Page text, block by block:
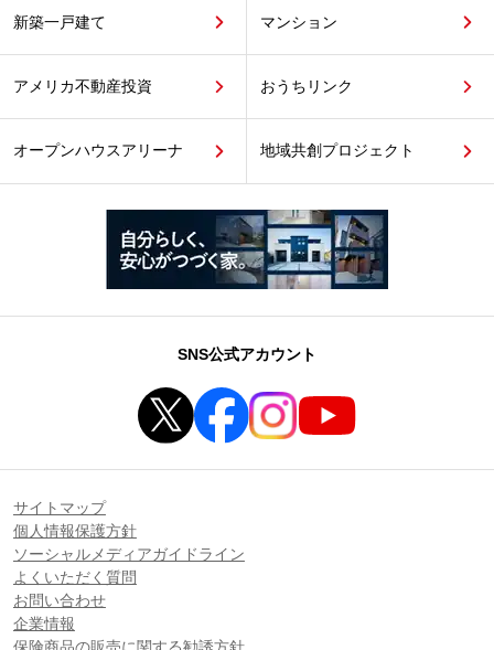
新築一戸建て マンション
アメリカ不動産投資 おうちリンク
オープンハウスアリーナ 地域共創プロジェクト
SNS公式アカウント
サイトマップ
個人情報保護方針
ソーシャルメディアガイドライン
よくいただく質問
お問い合わせ
企業情報